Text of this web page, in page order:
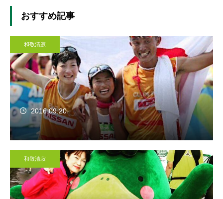
おすすめ記事
和敬清寂
2016.09.20
和敬清寂